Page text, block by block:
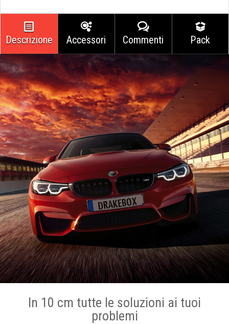
Descrizione Accessori Commenti Pack
In 10 cm tutte le soluzioni ai tuoi
problemi